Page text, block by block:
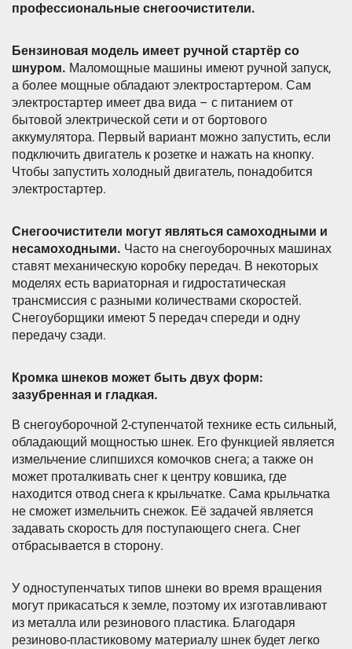
профессиональные снегоочистители.
Бензиновая модель имеет ручной стартёр со
шнуром. Маломощные машины имеют ручной запуск,
а более мощные обладают электростартером. Сам
электростартер имеет два вида – с питанием от
бытовой электрической сети и от бортового
аккумулятора. Первый вариант можно запустить, если
подключить двигатель к розетке и нажать на кнопку.
Чтобы запустить холодный двигатель, понадобится
электростартер.
Снегоочистители могут являться самоходными и
несамоходными. Часто на снегоуборочных машинах
ставят механическую коробку передач. В некоторых
моделях есть вариаторная и гидростатическая
трансмиссия с разными количествами скоростей.
Снегоуборщики имеют 5 передач спереди и одну
передачу сзади.
Кромка шнеков может быть двух форм:
зазубренная и гладкая.
В снегоуборочной 2-ступенчатой технике есть сильный,
обладающий мощностью шнек. Его функцией является
измельчение слипшихся комочков снега; а также он
может проталкивать снег к центру ковшика, где
находится отвод снега к крыльчатке. Сама крыльчатка
не сможет измельчить снежок. Её задачей является
задавать скорость для поступающего снега. Снег
отбрасывается в сторону.
У одноступенчатых типов шнеки во время вращения
могут прикасаться к земле, поэтому их изготавливают
из металла или резинового пластика. Благодаря
резиново-пластиковому материалу шнек будет легко